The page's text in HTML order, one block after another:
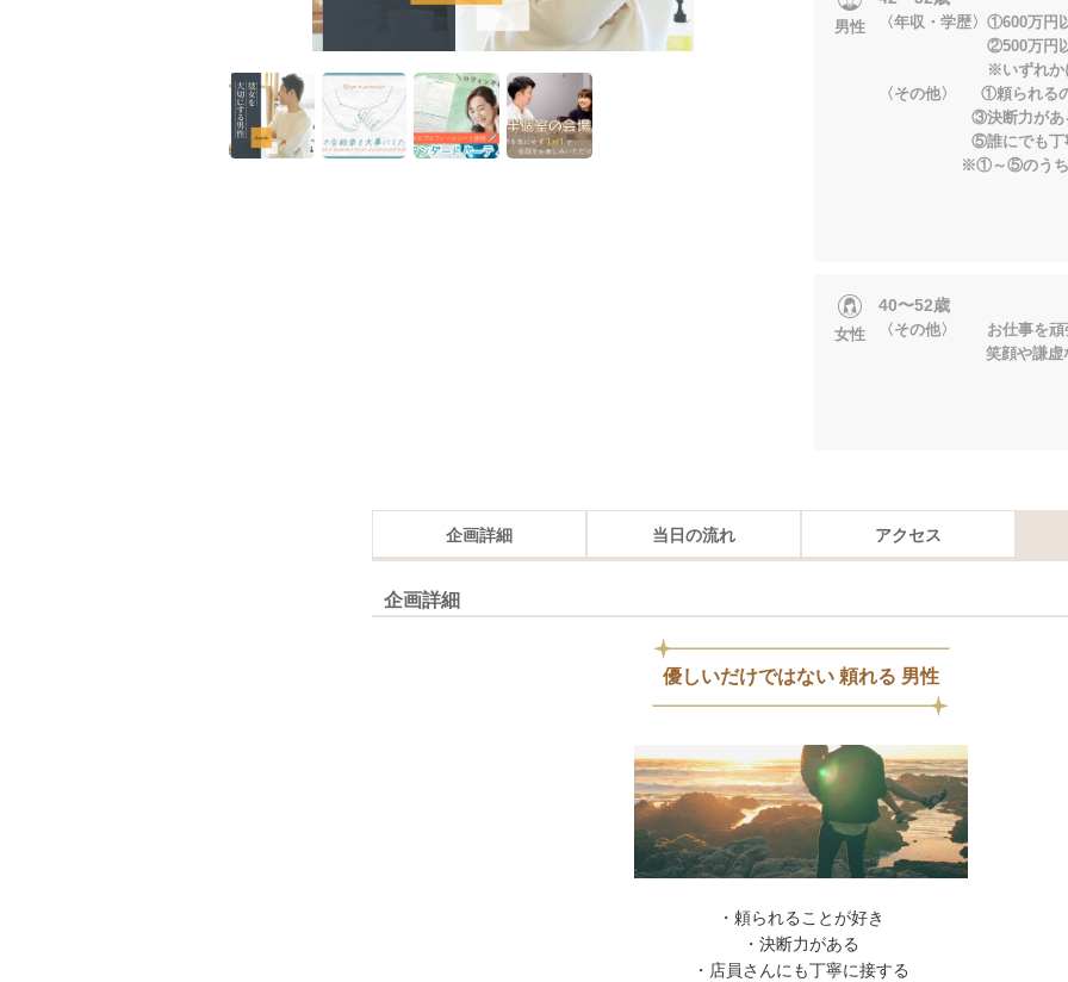
男性
〈年収・学歴〉①600万円
②500万円以上
※いずれかに当
〈その他〉 ①頼られる
③決断力がある
⑤誰にでも丁寧
※①～⑤のうち、２
女性
40〜52歳
〈その他〉 お仕事を頑
笑顔や謙虚な姿勢
企画詳細 当日の流れ アクセス
企画詳細
優しいだけではない 頼れる 男性
・頼られることが好き
・決断力がある
・店員さんにも丁寧に接する